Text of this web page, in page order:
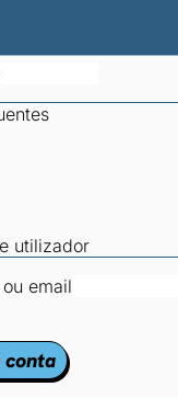
utilizador
email
conta